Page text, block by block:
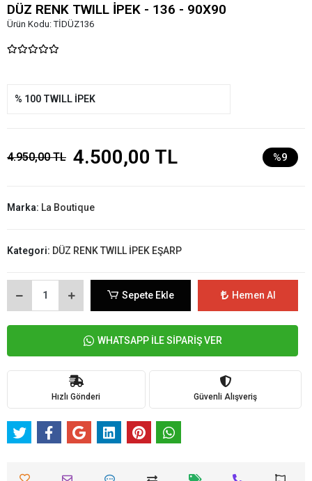
DÜZ RENK TWILL İPEK - 136 - 90X90
Ürün Kodu:TİDÜZ136
% 100 TWILL İPEK
4.950,00 TL 4.500,00 TL %9
Marka: La Boutique
Kategori: DÜZ RENK TWILL İPEK EŞARP
Sepete Ekle Hemen Al
WHATSAPP İLE SİPARİŞ VER
Hızlı Gönderi Güvenli Alışveriş